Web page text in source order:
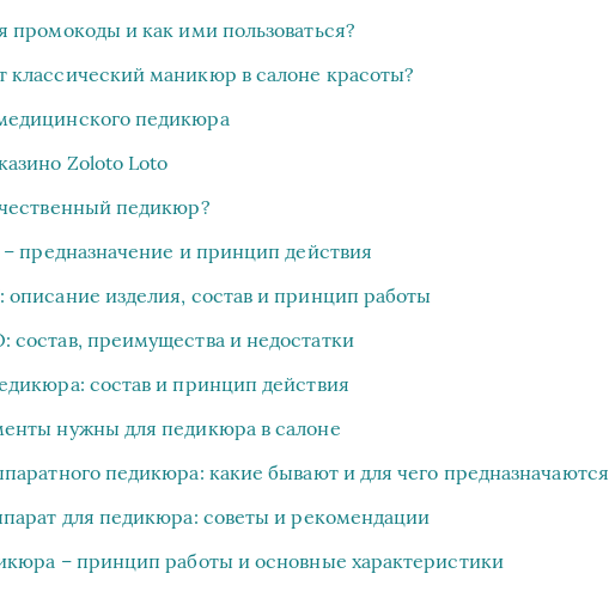
промокоды и как ими пользоваться?
классический маникюр в салоне красоты?
педикюра
Zoloto Loto
педикюр?
предназначение и принцип действия
описание изделия, состав и принцип работы
преимущества и недостатки
состав и принцип действия
нужны для педикюра в салоне
педикюра: какие бывают и для чего предназначаются
для педикюра: советы и рекомендации
– принцип работы и основные характеристики